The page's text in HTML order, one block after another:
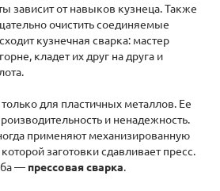
зависит от навыков кузнеца. Также
очистить соединяемые
кузнечная сварка: мастер
кладет их друг на друга и
для пластичных металлов. Ее
и ненадежность.
применяют механизированную
заготовки сдавливает пресс.
— прессовая сварка.